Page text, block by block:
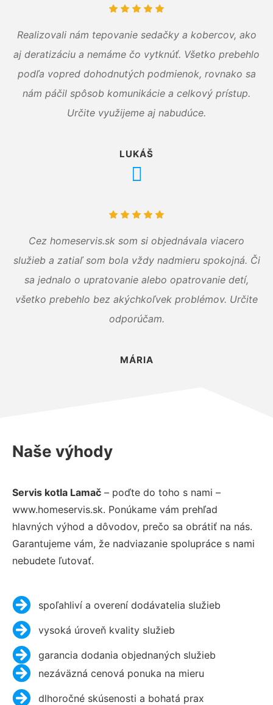
Realizovali nám tepovanie sedačky a kobercov, ako
aj deratizáciu a nemáme čo vytknúť. Všetko prebehlo
podľa vopred dohodnutých podmienok, rovnako sa
nám páčil spôsob komunikácie a celkový prístup.
Určite využijeme aj nabudúce.
LUKÁŠ
Cez homeservis.sk som si objednávala viacero
služieb a zatiaľ som bola vždy nadmieru spokojná. Či
sa jednalo o upratovanie alebo opatrovanie detí,
všetko prebehlo bez akýchkoľvek problémov. Určite
odporúčam.
MÁRIA
Naše výhody
Servis kotla Lamač – poďte do toho s nami –
www.homeservis.sk. Ponúkame vám prehľad
hlavných výhod a dôvodov, prečo sa obrátiť na nás.
Garantujeme vám, že nadviazanie spolupráce s nami
nebudete ľutovať.
spoľahliví a overení dodávatelia služieb
vysoká úroveň kvality služieb
garancia dodania objednaných služieb
nezáväzná cenová ponuka na mieru
dlhoročné skúsenosti a bohatá prax